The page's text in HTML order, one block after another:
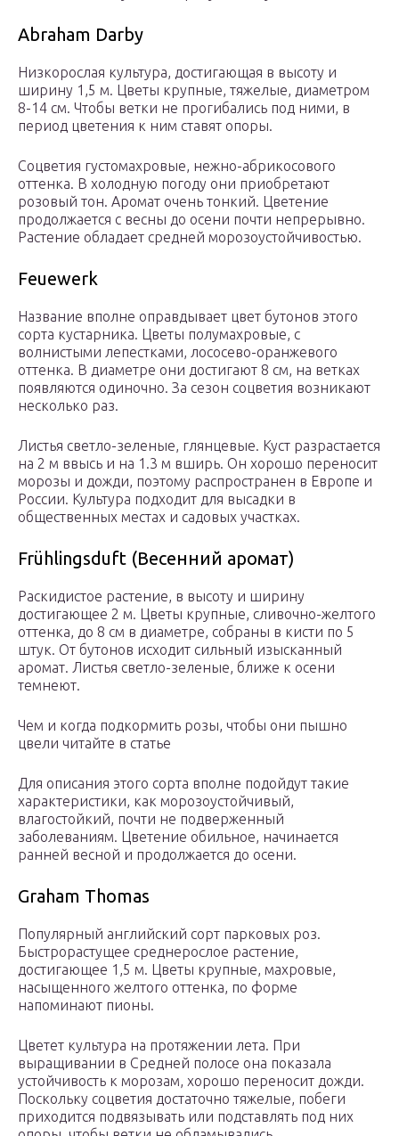
Abraham Darby
Низкорослая культура, достигающая в высоту и
ширину 1,5 м. Цветы крупные, тяжелые, диаметром
8-14 см. Чтобы ветки не прогибались под ними, в
период цветения к ним ставят опоры.
Соцветия густомахровые, нежно-абрикосового
оттенка. В холодную погоду они приобретают
розовый тон. Аромат очень тонкий. Цветение
продолжается с весны до осени почти непрерывно.
Растение обладает средней морозоустойчивостью.
Feuewerk
Название вполне оправдывает цвет бутонов этого
сорта кустарника. Цветы полумахровые, с
волнистыми лепестками, лососево-оранжевого
оттенка. В диаметре они достигают 8 см, на ветках
появляются одиночно. За сезон соцветия возникают
несколько раз.
Листья светло-зеленые, глянцевые. Куст разрастается
на 2 м ввысь и на 1.3 м вширь. Он хорошо переносит
морозы и дожди, поэтому распространен в Европе и
России. Культура подходит для высадки в
общественных местах и садовых участках.
Frühlingsduft (Весенний аромат)
Раскидистое растение, в высоту и ширину
достигающее 2 м. Цветы крупные, сливочно-желтого
оттенка, до 8 см в диаметре, собраны в кисти по 5
штук. От бутонов исходит сильный изысканный
аромат. Листья светло-зеленые, ближе к осени
темнеют.
Чем и когда подкормить розы, чтобы они пышно
цвели читайте в статье
Для описания этого сорта вполне подойдут такие
характеристики, как морозоустойчивый,
влагостойкий, почти не подверженный
заболеваниям. Цветение обильное, начинается
ранней весной и продолжается до осени.
Graham Thomas
Популярный английский сорт парковых роз.
Быстрорастущее среднерослое растение,
достигающее 1,5 м. Цветы крупные, махровые,
насыщенного желтого оттенка, по форме
напоминают пионы.
Цветет культура на протяжении лета. При
выращивании в Средней полосе она показала
устойчивость к морозам, хорошо переносит дожди.
Поскольку соцветия достаточно тяжелые, побеги
приходится подвязывать или подставлять под них